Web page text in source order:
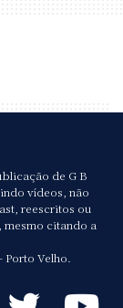
de G B
vídeos, não
reescritos ou
citando a
Porto Velho.